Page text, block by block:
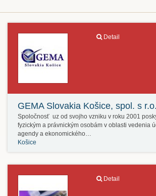
Detail
GEMA Slovakia Košice, spol. s r.o.
Spoločnosť uz od svojho vzniku v roku 2001
fyzickým a právnickým osobám v oblasti vedenia
agendy a ekonomického…
Košice
Detail